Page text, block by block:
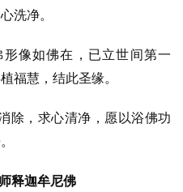
洗净。
像如佛在，已立世间第一
福慧，结此圣缘。
除，求心清净，愿以浴佛功
释迦牟尼佛